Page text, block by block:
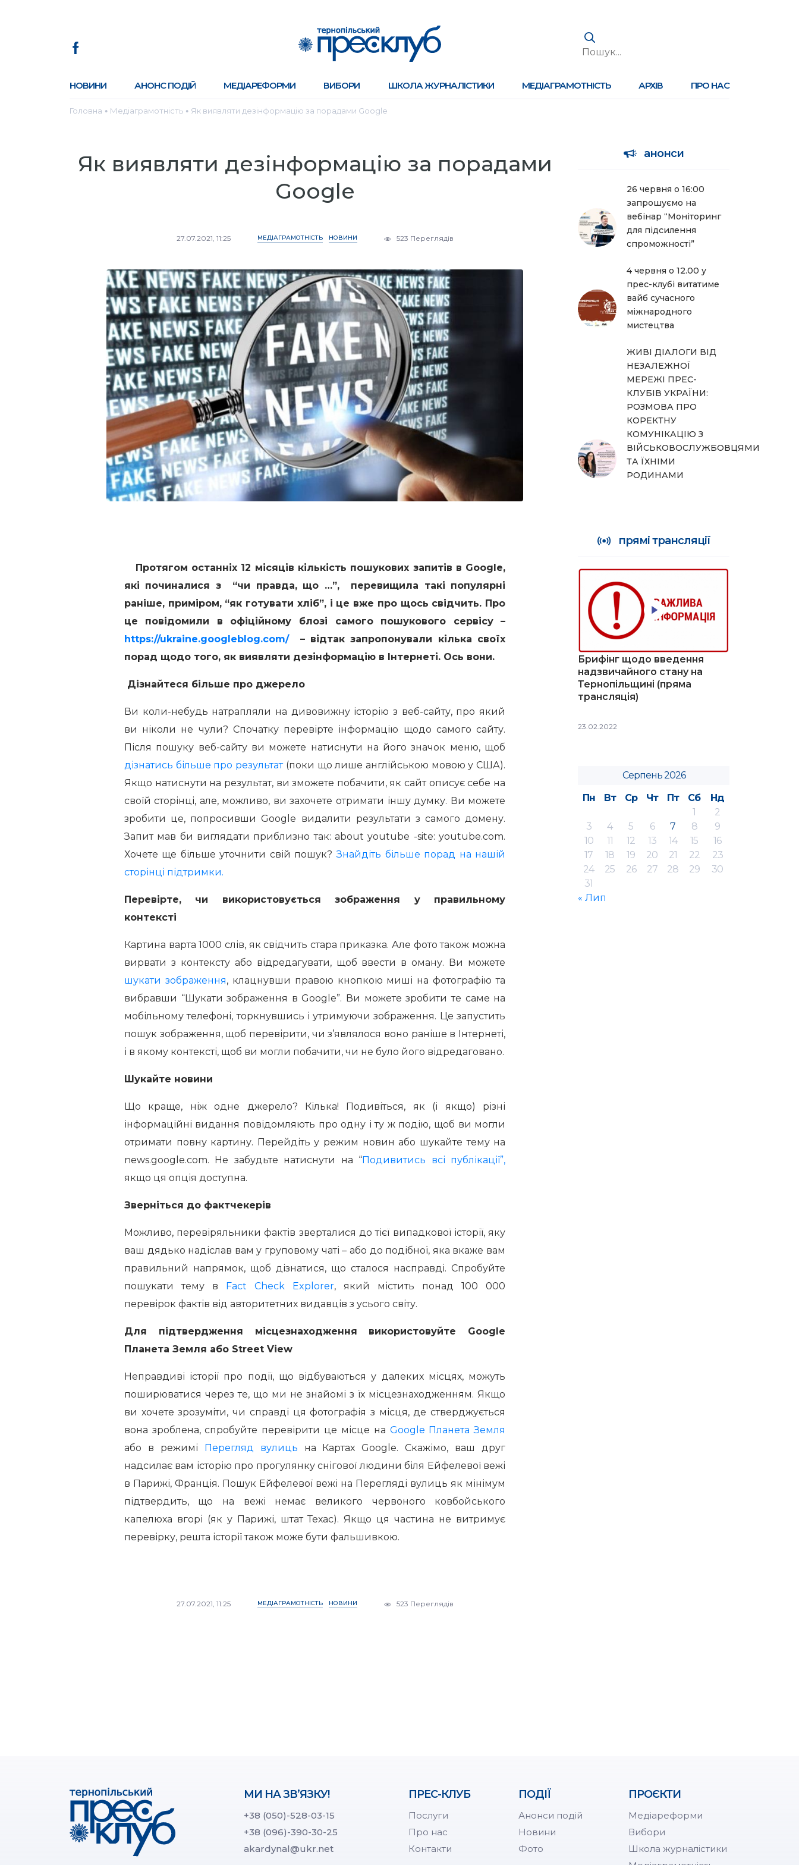
НОВИНИ АНОНС ПОДІЙ МЕДІАРЕФОРМИ ВИБОРИ ШКОЛА ЖУРНАЛІСТИКИ МЕДІАГРАМОТНІСТЬ АРХІВ ПРО НАС
Головна ● Медіаграмотність ● Як виявляти дезінформацію за порадами Google
Як виявляти дезінформацію за порадами
Google
27.07.2021, 11:25 МЕДІАГРАМОТНІСТЬ НОВИНИ 523 Переглядів
Протягом останніх 12 місяців кількість пошукових запитів в Google,
які починалися з “чи правда, що …”,
перевищила такі популярні
раніше, приміром, “як готувати хліб”, і це вже про щось свідчить. Про
це повідомили в офіційному блозі самого пошукового сервісу –
https://ukraine.googleblog.com/– відтак запропонували кілька своїх
порад щодо того, як виявляти дезінформацію в Інтернеті. Ось вони.
Дізнайтеся більше про джерело
Ви коли-небудь натрапляли на дивовижну історію з веб-сайту, про який
ви ніколи не чули? Спочатку перевірте інформацію щодо самого сайту.
Після пошуку веб-сайту ви можете натиснути на його значок меню, щоб
дізнатись більше про результат(поки що лише англійською мовою у США).
Якщо натиснути на результат, ви зможете побачити, як сайт описує себе на
своїй сторінці, але, можливо, ви захочете отримати іншу думку. Ви можете
зробити це, попросивши Google видалити результати з самого домену.
Запит мав би виглядати приблизно так: about youtube -site: youtube.com.
Хочете ще більше уточнити свій пошук?Знайдіть більше порад на нашій
сторінці підтримки.
Перевірте, чи використовується зображення у правильному
контексті
Картина варта 1000 слів, як свідчить стара приказка. Але фото також можна
вирвати з контексту або відредагувати, щоб ввести в оману. Ви можете
шукати зображення, клацнувши правою кнопкою миші на фотографію та
вибравши “Шукати зображення в Google”. Ви можете зробити те саме на
мобільному телефоні, торкнувшись і утримуючи зображення. Це запустить
пошук зображення, щоб перевірити, чи з’являлося воно раніше в Інтернеті,
і в якому контексті, щоб ви могли побачити, чи не було його відредаговано.
Шукайте новини
Що краще, ніж одне джерело? Кілька! Подивіться, як (і якщо) різні
інформаційні видання повідомляють про одну і ту ж подію, щоб ви могли
отримати повну картину. Перейдіть у режим новин або шукайте тему на
news.google.com. Не забудьте натиснути на “Подивитись всі публікації”,
якщо ця опція доступна.
Зверніться до фактчекерів
Можливо, перевіряльники фактів зверталися до тієї випадкової історії, яку
ваш дядько надіслав вам у груповому чаті – або до подібної, яка вкаже вам
правильний напрямок, щоб дізнатися, що сталося насправді. Спробуйте
пошукати тему в Fact Check Explorer, який містить понад 100 000
перевірок фактів від авторитетних видавців з усього світу.
Для підтвердження місцезнаходження використовуйте Google
Планета Земля або Street View
Неправдиві історії про події, що відбуваються у далеких місцях, можуть
поширюватися через те, що ми не знайомі з їх місцезнаходженням. Якщо
ви хочете зрозуміти, чи справді ця фотографія з місця, де стверджується
вона зроблена, спробуйте перевірити це місце на Google Планета Земля
або в режимі Перегляд вулиць на Картах Google. Скажімо, ваш друг
надсилає вам історію про прогулянку снігової людини біля Ейфелевої вежі
в Парижі, Франція. Пошук Ейфелевої вежі на Перегляді вулиць як мінімум
підтвердить, що на вежі немає великого червоного ковбойського
капелюха вгорі (як у Парижі, штат Техас). Якщо ця частина не витримує
перевірку, решта історії також може бути фальшивкою.
27.07.2021, 11:25 МЕДІАГРАМОТНІСТЬ НОВИНИ 523 Переглядів
анонси
26 червня о 16:00
запрошуємо на
вебінар “Моніторинг
для підсилення
спроможності”
4 червня о 12.00 у
прес-клубі витатиме
вайб сучасного
міжнародного
мистецтва
ЖИВІ ДІАЛОГИ ВІД
НЕЗАЛЕЖНОЇ
МЕРЕЖІ ПРЕС-
КЛУБІВ УКРАЇНИ:
РОЗМОВА ПРО
КОРЕКТНУ
КОМУНІКАЦІЮ З
ВІЙСЬКОВОСЛУЖБОВЦЯМИ
ТА ЇХНІМИ
РОДИНАМИ
прямі трансляції
Брифінг щодо введення
надзвичайного стану на
Тернопільщині (пряма
трансляція)
23.02.2022
Серпень 2026
Пн
Вт Ср Чт Пт Сб
Нд
1
2
3
4 5 6 7 8
9
10
11 12 13 14 15
16
17
18 19 20 21 22
23
24
25 26 27 28 29
30
31
« Лип
МИ НА ЗВ’ЯЗКУ!
+38 (050)-528-03-15
+38 (096)-390-30-25
akardynal@ukr.net
ПРЕС-КЛУБ
Послуги
Про нас
Контакти
ПОДІЇ
Анонси подій
Новини
Фото
ПРОЄКТИ
Медіареформи
Вибори
Школа журналістики